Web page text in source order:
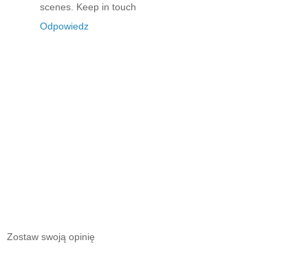
scenes. Keep in touch
Odpowiedz
Zostaw swoją opinię